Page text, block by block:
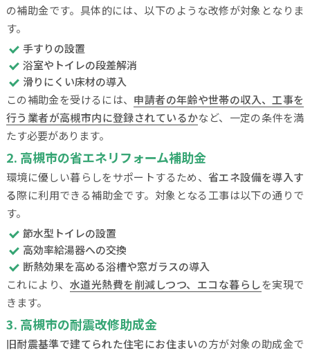
の補助金です。具体的には、以下のような改修が対象となりま
す。
手すりの設置
浴室やトイレの段差解消
滑りにくい床材の導入
この補助金を受けるには、 申請者の年齢や世帯の収入、工事を
行う業者が高槻市内に登録されているかなど、一定の条件を満
たす必要があります。
2. 高槻市の省エネリフォーム補助金
環境に優しい暮らしをサポートするため、省エネ設備を導入す
る際に利用できる補助金です。対象となる工事は以下の通りで
す。
節水型トイレの設置
高効率給湯器への交換
断熱効果を高める浴槽や窓ガラスの導入
これにより、 水道光熱費を削減しつつ、エコな暮らしを実現で
きます。
3. 高槻市の耐震改修助成金
旧耐震基準で建てられた住宅にお住まいの方が対象の助成金で